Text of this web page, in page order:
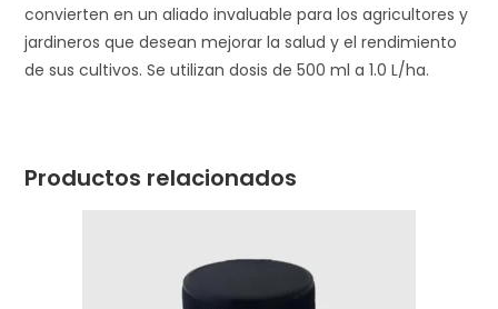
convierten en un aliado invaluable para los agricultores y
jardineros que desean mejorar la salud y el rendimiento
de sus cultivos. Se utilizan dosis de 500 ml a 1.0 L/ha.
Productos relacionados